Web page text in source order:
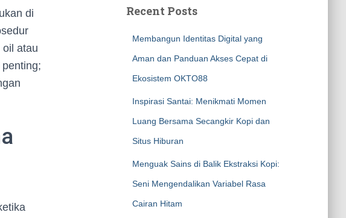
di
atau
Recent Posts
Membangun Identitas Digital yang
Aman dan Panduan Akses Cepat di
Ekosistem OKTO88
Inspirasi Santai: Menikmati Momen
Luang Bersama Secangkir Kopi dan
Situs Hiburan
Menguak Sains di Balik Ekstraksi Kopi:
Seni Mengendalikan Variabel Rasa
Cairan Hitam